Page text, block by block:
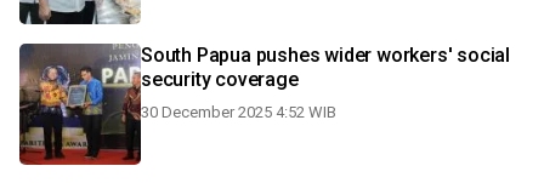
South Papua pushes wider workers' social
security coverage
30 December 2025 4:52 WIB